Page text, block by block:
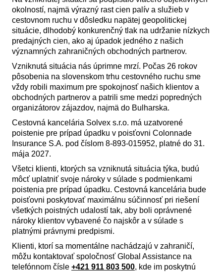
okolností, najmä výrazný rast cien palív a služieb v
cestovnom ruchu v dôsledku napätej geopolitickej
situácie, dlhodobý konkurenčný tlak na udržanie nízkych
predajných cien, ako aj úpadok jedného z našich
významných zahraničných obchodných partnerov.
Vzniknutá situácia nás úprimne mrzí. Počas 26 rokov
pôsobenia na slovenskom trhu cestovného ruchu sme
vždy robili maximum pre spokojnosť našich klientov a
obchodných partnerov a patrili sme medzi popredných
organizátorov zájazdov, najmä do Bulharska.
Cestovná kancelária Solvex s.r.o. má uzatvorené
poistenie pre prípad úpadku v poisťovni Colonnade
Insurance S.A. pod číslom 8-893-015952, platné do 31.
mája 2027.
Všetci klienti, ktorých sa vzniknutá situácia týka, budú
môcť uplatniť svoje nároky v súlade s podmienkami
poistenia pre prípad úpadku. Cestovná kancelária bude
poisťovni poskytovať maximálnu súčinnosť pri riešení
všetkých poistných udalostí tak, aby boli oprávnené
nároky klientov vybavené čo najskôr a v súlade s
platnými právnymi predpismi.
Klienti, ktorí sa momentálne nachádzajú v zahraničí,
môžu kontaktovať spoločnosť Global Assistance na
telefónnom čísle +421 911 803 500, kde im poskytnú